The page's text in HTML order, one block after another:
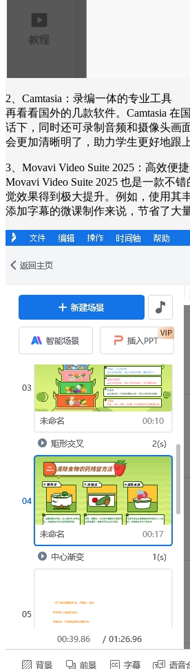
2、Camtasia：录编一体的专业工具
再看看国外的几款软件。Camtasia
话下，同时还可录制音频和摄像头画
会更加清晰明了，助力学生更好地跟
3、Movavi Video Suite 2025：高效便
Movavi Video Suite 2025 也是一款不
觉效果得到极大提升。例如，使用其
添加字幕的微课制作来说，节省了大